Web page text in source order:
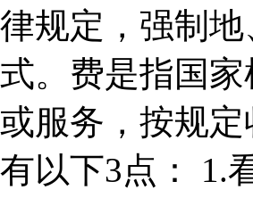
规定，强制
。费是指国
服务，按规
以下3点： 1.